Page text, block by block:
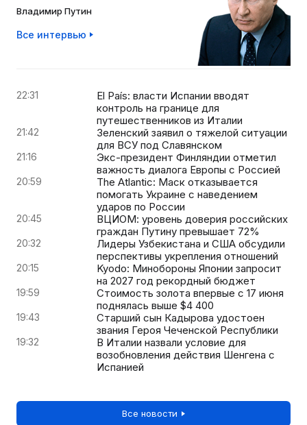
Владимир Путин
Все интервью
22:31
El País: власти Испании вводят
контроль на границе для
путешественников из Италии
21:42
Зеленский заявил о тяжелой ситуации
для ВСУ под Славянском
21:16
Экс-президент Финляндии отметил
важность диалога Европы с Россией
20:59
The Atlantic: Маск отказывается
помогать Украине с наведением
ударов по России
20:45
ВЦИОМ: уровень доверия российских
граждан Путину превышает 72%
20:32
Лидеры Узбекистана и США обсудили
перспективы укрепления отношений
20:15
Kyodo: Минобороны Японии запросит
на 2027 год рекордный бюджет
19:59
Стоимость золота впервые с 17 июня
поднялась выше $4 400
19:43
Старший сын Кадырова удостоен
звания Героя Чеченской Республики
19:32
В Италии назвали условие для
возобновления действия Шенгена с
Испанией
Все новости